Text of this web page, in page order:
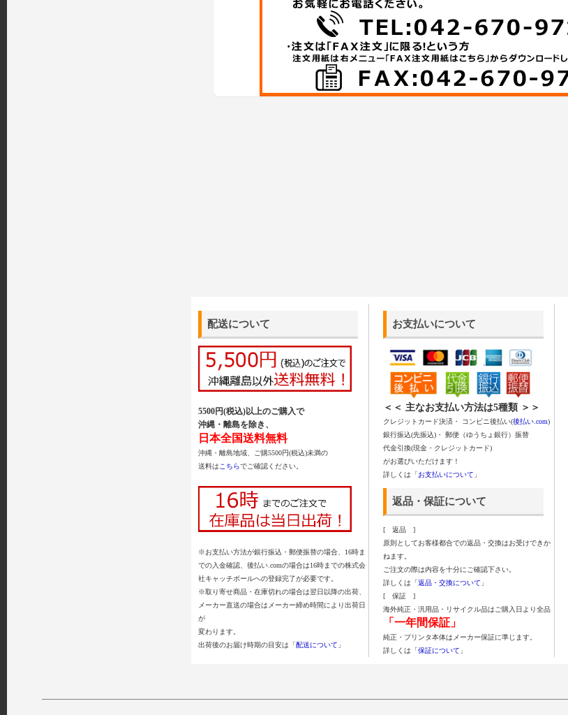
配送について
5500円(税込)以上のご購入で
沖縄・離島を除き、
日本全国送料無料
沖縄・離島地域、ご購5500円(税込)未満の
送料は こちらでご確認ください。
※お支払い方法が銀行振込・郵便振替の場合、16時ま
での入金確認、後払い.comの場合は16時までの株式会
社キャッチボールへの登録完了が必要です。
※取り寄せ商品・在庫切れの場合は翌日以降の出荷、
メーカー直送の場合はメーカー締め時間により出荷日
が
変わります。
出荷後のお届け時期の目安は「配送について 」
お支払いについて
＜＜ 主なお支払い方法は5種類 ＞＞
クレジットカード決済・ コンビニ後払い(後払い.com)
銀行振込(先振込)・ 郵便（ゆうちょ銀行）振替
代金引換(現金・クレジットカード)
がお選びいただけます！
詳しくは「お支払いについて 」
返品・保証について
[ 返品 ]
原則としてお客様都合での返品・交換はお受けできか
ねます。
ご注文の際は内容を十分にご確認下さい。
詳しくは「返品・交換について 」
[ 保証 ]
海外純正・汎用品・リサイクル品はご購入日より全品
「一年間保証」
純正・プリンタ本体はメーカー保証に準じます。
詳しくは「保証について 」